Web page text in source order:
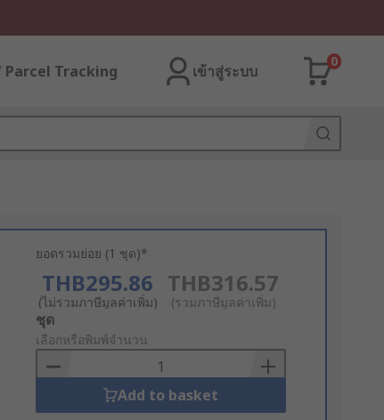
Tracking เข้าสู่ระบบ
0
ยอดรวมย่อย (1 ชุด)*
THB295.86
(ไม่รวมภาษีมูลค่าเพิ่ม)
THB316.57
(รวมภาษีมูลค่าเพิ่ม)
Add
to
Basket
ชุด
เลือกหรือพิมพ์จำนวน
Add to basket